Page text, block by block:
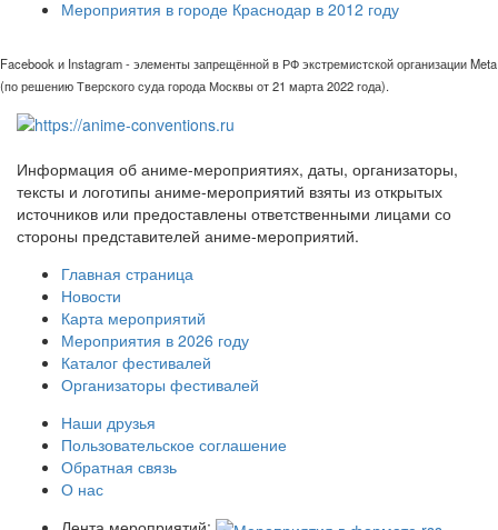
Мероприятия в городе Краснодар в 2012 году
Facebook и Instagram - элементы запрещённой в РФ экстремистской организации Meta
(по решению Тверского суда города Москвы от 21 марта 2022 года).
Информация об аниме-мероприятиях, даты, организаторы,
тексты и логотипы аниме-мероприятий взяты из открытых
источников или предоставлены ответственными лицами со
стороны представителей аниме-мероприятий.
Главная страница
Новости
Карта мероприятий
Мероприятия в 2026 году
Каталог фестивалей
Организаторы фестивалей
Наши друзья
Пользовательское соглашение
Обратная связь
О нас